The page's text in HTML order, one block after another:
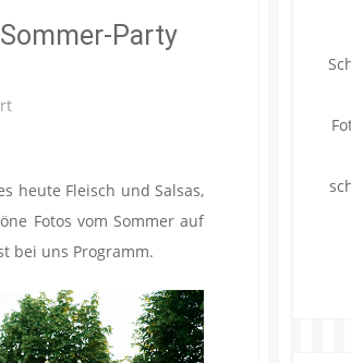
Party
heute Fleisch und Salsas,
Fotos vom Sommer auf
bei uns Programm.